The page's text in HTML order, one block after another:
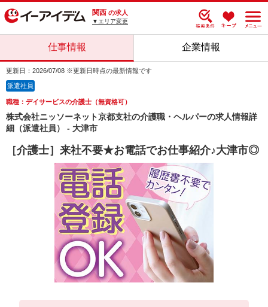
関西 の求人
▼エリア変更
仕事情報 企業情報
更新日：2026/07/08 ※更新日時点の最新情報です
派遣社員
職種：デイサービスの介護士（無資格可）
株式会社ニッソーネット京都支社の介護職・ヘルパーの求人情報詳
細（派遣社員） - 大津市
［介護士］来社不要★お電話でお仕事紹介♪大津市◎